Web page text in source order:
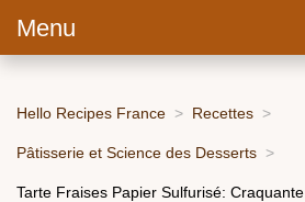
Menu
Hello Recipes France Recettes
Pâtisserie et Science des Desserts
Tarte Fraises Papier Sulfurisé: Craquante